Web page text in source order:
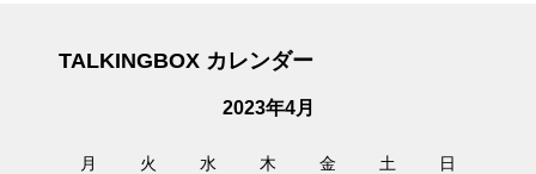
TALKINGBOX カレンダー
2023年4月
月 火 水 木 金 土 日